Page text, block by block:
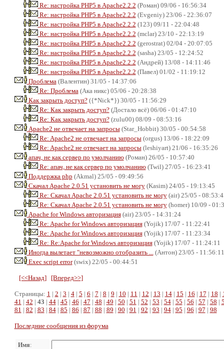
Re: настройка PHP5 в Apache2.2.2 (Роман) 09/06 - 16:56:34
Re: настройка PHP5 в Apache2.2.2 (Evgeniy) 23/06 - 22:36:07
Re: настройка PHP5 в Apache2.2.2 (123) 09/11 - 22:04:48
Re: настройка PHP5 в Apache2.2.2 (mclar) 23/10 - 22:13:19
Re: настройка PHP5 в Apache2.2.2 (gerostrat) 02/04 - 20:07:05
Re: настройка PHP5 в Apache2.2.2 (sasha) 23/05 - 12:24:52
Re: настройка PHP5 в Apache2.2.2 (Андрей) 13/08 - 14:11:46
Re: настройка PHP5 в Apache2.2.2 (Павел) 01/02 - 11:19:12
Проблема (Валентин) 31/05 - 14:37:06
Re: Проблема (Ака никс) 05/06 - 20:28:38
Как закрыть доступ?({*Nick*}) 30/05 - 11:56:29
Re: Как закрыть доступ?(Достало всё) 06/06 - 01:47:10
Re: Как закрыть доступ?(zulu00) 08/09 - 08:53:16
Apache2 не отвечает на запросы(Star_Hobbit) 30/05 - 00:54:58
Re: Apache2 не отвечает на запросы(orgus) 13/06 - 18:22:09
Re: Apache2 не отвечает на запросы(leshiyart) 21/06 - 16:35:26
апач, не как сервер по умолчанию(Роман) 26/05 - 10:57:40
Re: апач, не как сервер по умолчанию(Twil) 27/05 - 16:23:41
Поддержка php (Akmal) 25/05 - 09:49:56
Скачал Apache 2.0.51 установить не могу(Kasim) 24/05 - 19:13:45
Re: Скачал Apache 2.0.51 установить не могу(air) 25/05 -
Re: Скачал Apache 2.0.51 установить не могу(homer) 10/09 -
Apache for Windows авторизация(air) 23/05 - 14:31:24
Re: Apache for Windows авторизация(Yojik) 17/07 - 11:22:41
Re: Apache for Windows авторизация(Yojik) 17/07 - 11:23:34
Re: Re:Apache for Windows авторизация(Yojik) 17/07 - 11:24:11
Иногда вылетает "невозможно отобразить ...
(Антон) 23/05 - 11:56:11
Exec script error(swix) 22/05 - 00:44:51
[<<Назад] [Вперед>>]
Страницы: 1 | 2 | 3 | 4| 5 | 6 | 7 | 8 | 9 | 10 | 11 | 12 | 13 | 14| 15 | 16 | 17 | 18 |
41 | 42 | 43 | 44| 45 | 46 | 47 | 48 | 49 | 50 | 51 | 52 | 53 | 54| 55 | 56 | 57 | 58 |
81 | 82 | 83 | 84| 85 | 86 | 87 | 88 | 89 | 90 | 91 | 92 | 93 | 94| 95 | 96 | 97 | 98
Последние сообщения из форума
Имя: